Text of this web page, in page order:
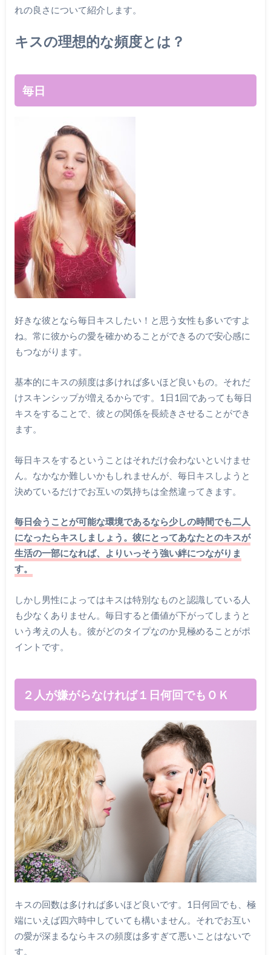
れの良さについて紹介します。
キスの理想的な頻度とは？
毎日
好きな彼となら毎日キスしたい！と思う女性も多いですよ
ね。常に彼からの愛を確かめることができるので安心感に
もつながります。
基本的にキスの頻度は多ければ多いほど良いもの。それだ
けスキンシップが増えるからです。1日1回であっても毎日
キスをすることで、彼との関係を長続きさせることができ
ます。
毎日キスをするということはそれだけ会わないといけませ
ん。なかなか難しいかもしれませんが、毎日キスしようと
決めているだけでお互いの気持ちは全然違ってきます。
毎日会うことが可能な環境であるなら少しの時間でも二人
になったらキスしましょう。彼にとってあなたとのキスが
生活の一部になれば、よりいっそう強い絆につながりま
す。
しかし男性によってはキスは特別なものと認識している人
も少なくありません。毎日すると価値が下がってしまうと
いう考えの人も。彼がどのタイプなのか見極めることがポ
イントです。
２人が嫌がらなければ１日何回でもＯＫ
キスの回数は多ければ多いほど良いです。1日何回でも、極
端にいえば四六時中していても構いません。それでお互い
の愛が深まるならキスの頻度は多すぎて悪いことはないで
す。